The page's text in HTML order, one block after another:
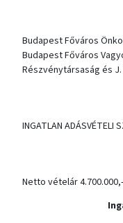
Budapest Főváros
Budapest Főváros
Részvénytársaság és
INGATLAN ADÁSVÉTELI
Netto vételár